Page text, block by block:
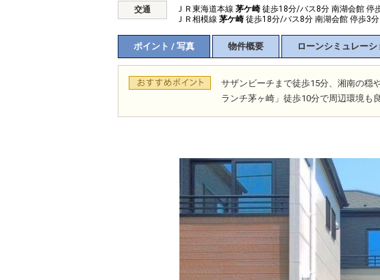
交通 ＪＲ東海道本線 茅ケ崎 徒歩18分/バス8分 南湖会館 停
ＪＲ相模線 茅ケ崎 徒歩18分/バス8分 南湖会館 停歩3分
ポイント / 写真 物件概要 ローンシミュレーシ
サザンビーチまで徒歩15分、湘南の
ランチ茅ヶ崎」徒歩10分で周辺環境も